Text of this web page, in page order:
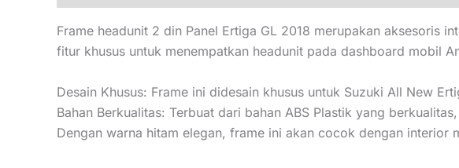
Frame headunit 2 din Panel Ertiga GL 2018 merupakan aksesoris
fitur khusus untuk menempatkan headunit pada dashboard mobil
Desain Khusus: Frame ini didesain khusus untuk Suzuki All New
Bahan Berkualitas: Terbuat dari bahan ABS Plastik yang
Dengan warna hitam elegan, frame ini akan cocok dengan interior